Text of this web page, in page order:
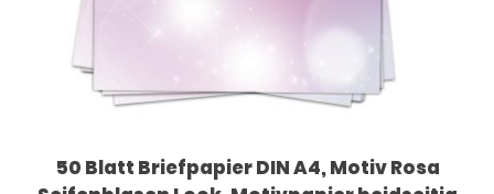
50 Blatt Briefpapier DIN A4, Motiv Rosa